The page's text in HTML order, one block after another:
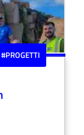
#PROGETTI